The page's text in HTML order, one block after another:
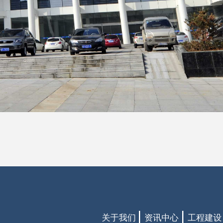
关于我们 资讯中心 工程建设